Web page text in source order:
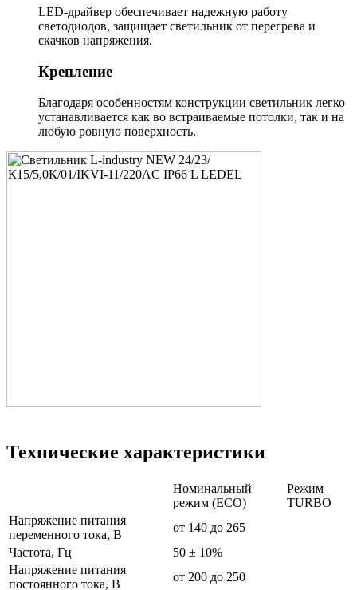
LED-драйвер обеспечивает надежную работу
светодиодов, защищает светильник от перегрева и
скачков напряжения.
Крепление
Благодаря особенностям конструкции светильник легко
устанавливается как во встраиваемые потолки, так и на
любую ровную поверхность.
Технические характеристики
Номинальный
режим (ECO)
Режим
TURBO
Напряжение питания
переменного тока, В
от 140 до 265
Частота, Гц
50 ± 10%
Напряжение питания
постоянного тока, В
от 200 до 250